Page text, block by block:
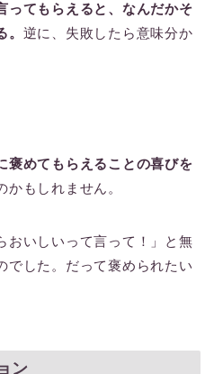
ってもらえると、なんだかそ
逆に、失敗したら意味分か
褒めてもらえることの喜びを
かもしれません。
いしいって言って！」と無
でした。だって褒められたい
ン